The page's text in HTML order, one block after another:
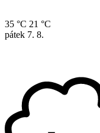
35 °C 21 °C
pátek 7. 8.